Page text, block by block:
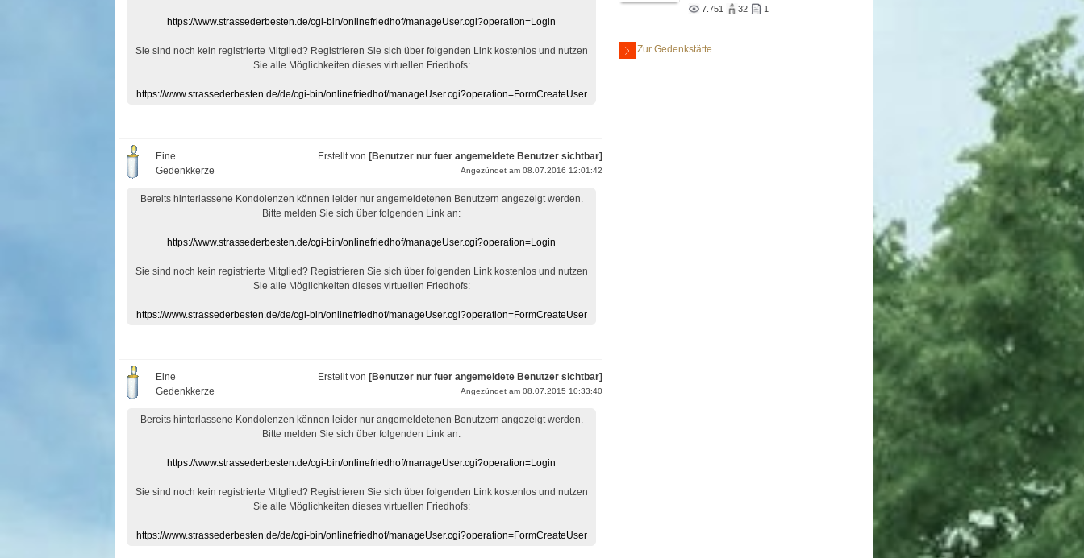
https://www.strassederbesten.de/cgi-bin/onlinefriedhof/manageUser.cgi?operation=Login
Sie sind noch kein registrierte Mitglied? Registrieren Sie sich über folgenden Link kostenlos und nutzen
Sie alle Möglichkeiten dieses virtuellen Friedhofs:
https://www.strassederbesten.de/de/cgi-bin/onlinefriedhof/manageUser.cgi?operation=FormCreateUser
Eine
Gedenkkerze
Erstellt von [Benutzer nur fuer angemeldete Benutzer sichtbar]
Angezündet am 08.07.2016 12:01:42
Bereits hinterlassene Kondolenzen können leider nur angemeldetenen Benutzern angezeigt werden.
Bitte melden Sie sich über folgenden Link an:
https://www.strassederbesten.de/cgi-bin/onlinefriedhof/manageUser.cgi?operation=Login
Sie sind noch kein registrierte Mitglied? Registrieren Sie sich über folgenden Link kostenlos und nutzen
Sie alle Möglichkeiten dieses virtuellen Friedhofs:
https://www.strassederbesten.de/de/cgi-bin/onlinefriedhof/manageUser.cgi?operation=FormCreateUser
Eine
Gedenkkerze
Erstellt von [Benutzer nur fuer angemeldete Benutzer sichtbar]
Angezündet am 08.07.2015 10:33:40
Bereits hinterlassene Kondolenzen können leider nur angemeldetenen Benutzern angezeigt werden.
Bitte melden Sie sich über folgenden Link an:
https://www.strassederbesten.de/cgi-bin/onlinefriedhof/manageUser.cgi?operation=Login
Sie sind noch kein registrierte Mitglied? Registrieren Sie sich über folgenden Link kostenlos und nutzen
Sie alle Möglichkeiten dieses virtuellen Friedhofs:
https://www.strassederbesten.de/de/cgi-bin/onlinefriedhof/manageUser.cgi?operation=FormCreateUser
7.751 32 1
Zur Gedenkstätte